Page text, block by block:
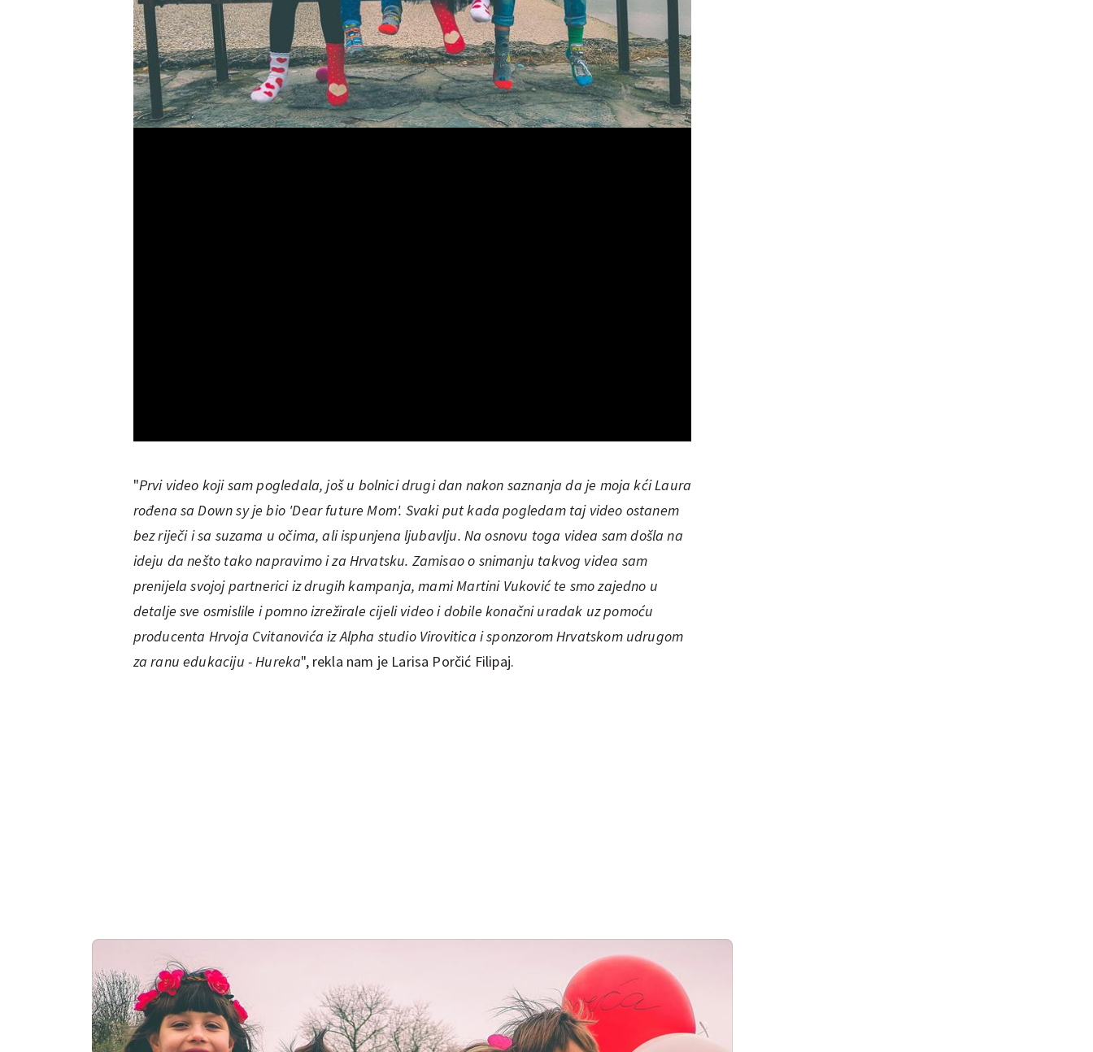
"Prvi video koji sam pogledala, još u bolnici drugi dan nakon saznanja da je moja kći Laura
rođena sa Down sy je bio 'Dear future Mom'. Svaki put kada pogledam taj video ostanem
bez riječi i sa suzama u očima, ali ispunjena ljubavlju. Na osnovu toga videa sam došla na
ideju da nešto tako napravimo i za Hrvatsku. Zamisao o snimanju takvog videa sam
prenijela svojoj partnerici iz drugih kampanja, mami Martini Vuković te smo zajedno u
detalje sve osmislile i pomno izrežirale cijeli video i dobile konačni uradak uz pomoću
producenta Hrvoja Cvitanovića iz Alpha studio Virovitica i sponzorom Hrvatskom udrugom
za ranu edukaciju - Hureka", rekla nam je Larisa Porčić Filipaj.